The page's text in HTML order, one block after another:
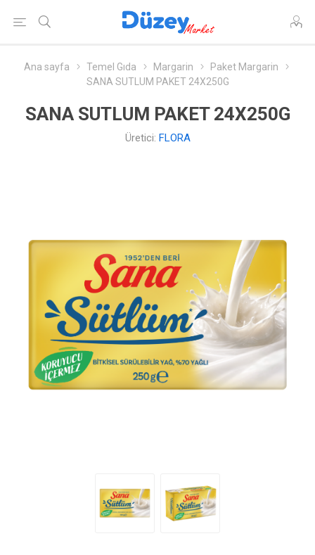
Ana sayfa Temel Gıda Margarin
Paket Margarin
SANA SUTLUM PAKET 24X250G
SANA SUTLUM PAKET 24X250G
Üretici: FLORA